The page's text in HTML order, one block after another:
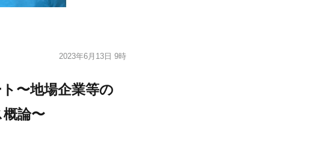
2023年6月13日 9時
〜地場企業等の
論〜